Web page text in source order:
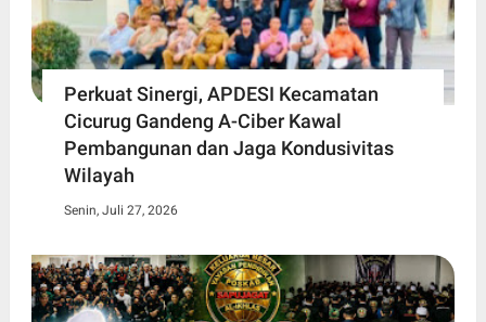
Perkuat Sinergi, APDESI Kecamatan
Cicurug Gandeng A-Ciber Kawal
Pembangunan dan Jaga Kondusivitas
Wilayah
Senin, Juli 27, 2026